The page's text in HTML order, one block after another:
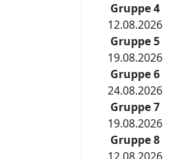
Gruppe 4
12.08.2026
Gruppe 5
19.08.2026
Gruppe 6
24.08.2026
Gruppe 7
19.08.2026
Gruppe 8